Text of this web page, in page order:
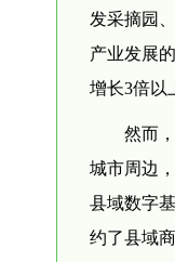
发采摘园
产业发展
增长3倍以
然而
城市周边
县域数字
约了县域